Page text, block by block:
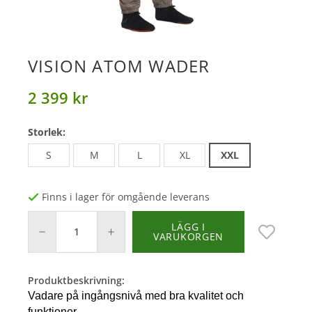
VISION ATOM WADER
2 399 kr
Storlek:
S
M L XL XXL
Finns i lager för omgående leverans
LÄGG I
VARUKORGEN
Produktbeskrivning:
Vadare på ingångsnivå med bra kvalitet och